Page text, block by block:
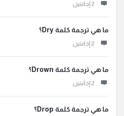
‫2 إجابتين
ما هي ترجمة كلمة Dry؟
‫2 إجابتين
ما هي ترجمة كلمة Drown؟
‫2 إجابتين
ما هي ترجمة كلمة Drop؟